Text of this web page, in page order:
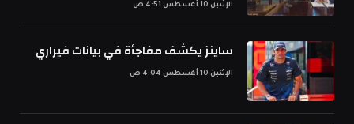
الإثنين 10 أغسطس 4:51 ص
ساينز يكشف مفاجأة في بيانات فيراري
الإثنين 10 أغسطس 4:04 ص